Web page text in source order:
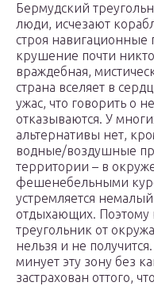
Бермудский
люди, исчезают
строя
крушение почти
враждебная,
страна вселяет в
ужас, что говорить о
отказываются. У
альтернативы нет,
водные/воздушные
территории – в
фешенебельными
устремляется
отдыхающих. Поэтому
треугольник от
нельзя и не
минует эту зону без
застрахован оттого,